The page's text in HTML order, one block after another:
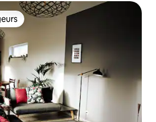
parmi les plus aimés